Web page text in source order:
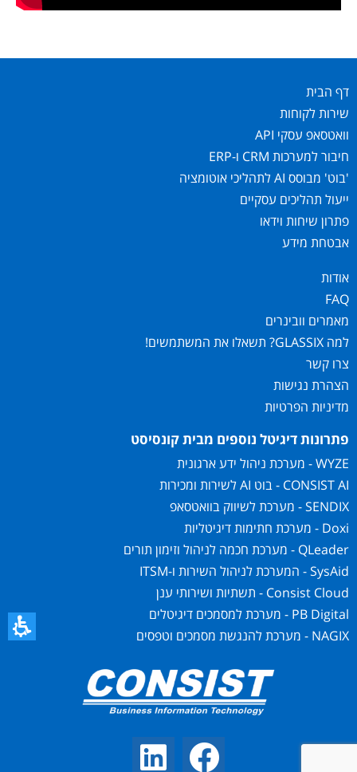
דף הבית
שירות לקוחות
וואטסאפ עסקי API
חיבור למערכות CRM ו-ERP
'בוט' מבוסס AI לתהליכי אוטומציה
ייעול תהליכים עסקיים
פתרון שיחות וידאו
אבטחת מידע
אודות
FAQ
מאמרים וובינרים
למה GLASSIX? תשאלו את המשתמשים!
צרו קשר
הצהרת נגישות
מדיניות הפרטיות
פתרונות דיגיטל נוספים מבית קונסיסט
WYZE - מערכת ניהול ידע ארגונית
CONSIST AI - בוט AI לשירות ומכירות
SENDIX - מערכת לשיווק בוואטסאפ
Doxi - מערכת חתימות דיגיטליות
QLeader - מערכת חכמה לניהול וזימון תורים
SysAid - המערכת לניהול השירות ו-ITSM
Consist Cloud - תשתיות ושירותי ענן
PB Digital - מערכת למסמכים דיגיטלים
NAGIX - מערכת להנגשת מסמכים וטפסים